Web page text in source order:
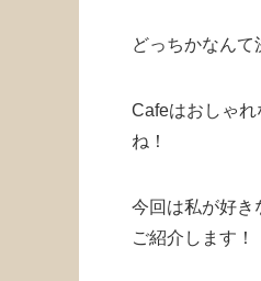
どっちかなん
Cafeはおしゃ
ね！
今回は私が好き
ご紹介します！